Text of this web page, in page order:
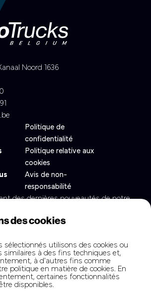
Noord 1636
Politique de
confidentialité
Politique relative aux
cookies
Avis de non-
responsabilité
des dernières nouveautés de notre
all rights reserved.
des cookies
sélectionnés utilisons des cookies ou
similaires à des fins techniques et,
à d'autres fins comme
politique en matière de cookies. En
certaines fonctionnalités
disponibles.